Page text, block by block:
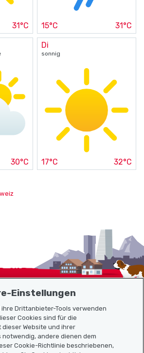
31°C 15°C 31°C
30°C
Di
sonnig
17°C 32°C
Einstellungen
ihre Drittanbieter-Tools verwenden
Cookies sind für die
Website und ihrer
notwendig, andere dienen dem
Cookie-Richtlinie beschriebenen,